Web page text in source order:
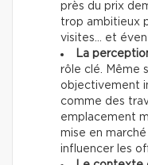
près du prix
trop ambitieux
visites… et
La
rôle clé. Même
objectivement
comme des
emplacement
mise en
influencer les